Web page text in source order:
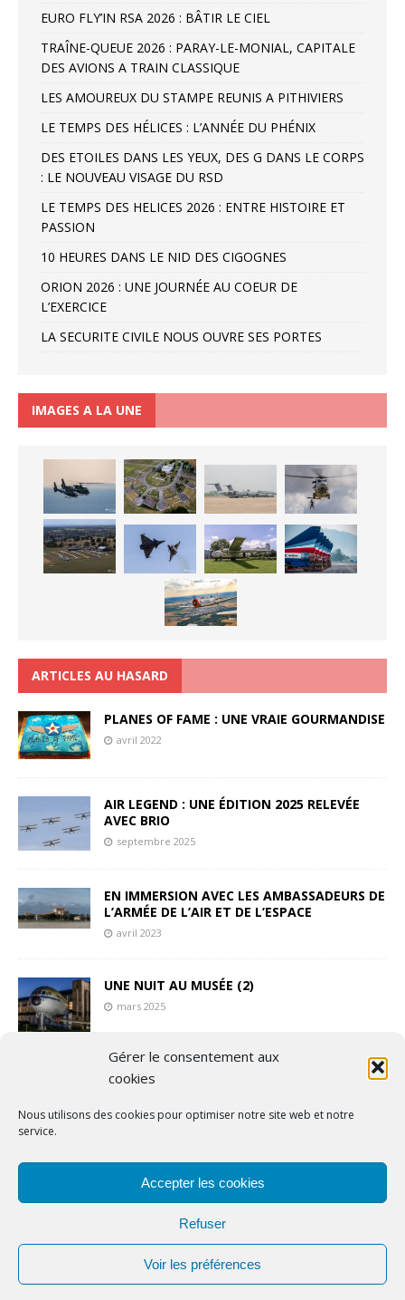
Gérer le consentement aux
cookies
Nous utilisons des cookies pour optimiser notre site web et notre
service.
Accepter les cookies
Refuser
Voir les préférences
EURO FLY’IN RSA 2026 : BÂTIR LE CIEL
TRAÎNE-QUEUE 2026 : PARAY-LE-MONIAL, CAPITALE
DES AVIONS A TRAIN CLASSIQUE
LES AMOUREUX DU STAMPE REUNIS A PITHIVIERS
LE TEMPS DES HÉLICES : L’ANNÉE DU PHÉNIX
DES ETOILES DANS LES YEUX, DES G DANS LE CORPS
: LE NOUVEAU VISAGE DU RSD
LE TEMPS DES HELICES 2026 : ENTRE HISTOIRE ET
PASSION
10 HEURES DANS LE NID DES CIGOGNES
ORION 2026 : UNE JOURNÉE AU COEUR DE
L’EXERCICE
LA SECURITE CIVILE NOUS OUVRE SES PORTES
IMAGES A LA UNE
ARTICLES AU HASARD
PLANES OF FAME : UNE VRAIE GOURMANDISE
avril 2022
AIR LEGEND : UNE ÉDITION 2025 RELEVÉE
AVEC BRIO
septembre 2025
EN IMMERSION AVEC LES AMBASSADEURS DE
L’ARMÉE DE L’AIR ET DE L’ESPACE
avril 2023
UNE NUIT AU MUSÉE (2)
mars 2025
L’AMPA, AU DELA DE LA PASSION, UNE
avril 2024